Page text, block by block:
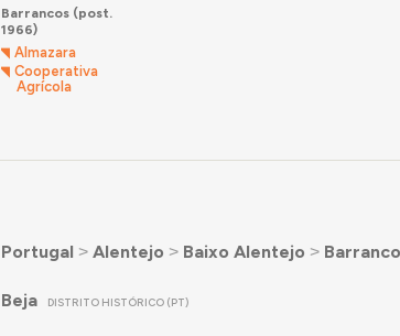
Barrancos(post.
1966)
Almazara
Cooperativa
Agrícola
Portugal ˃ Alentejo ˃ Baixo Alentejo ˃
Beja DISTRITO HISTÓRICO (PT)